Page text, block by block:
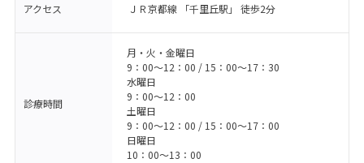
アクセス ＪＲ京都線 「千里丘駅」 徒歩2分
診療時間
月・火・金曜日
9：00〜12：00 / 15：00〜17：30
水曜日
9：00〜12：00
土曜日
9：00〜12：00 / 15：00〜17：00
日曜日
10：00〜13：00